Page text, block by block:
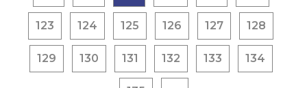
123 124 125 126 127 128
129 130 131 132 133 134